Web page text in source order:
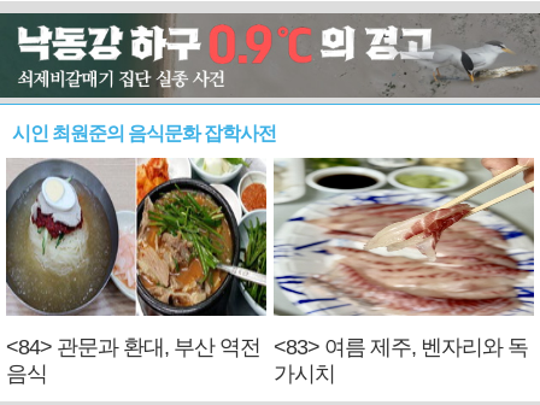
시인 최원준의 음식문화 잡학사전
<84> 관문과 환대, 부산 역전
음식
<83> 여름 제주, 벤자리와 독
가시치